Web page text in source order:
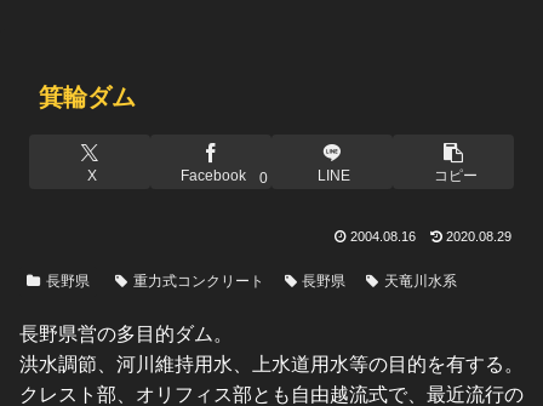
箕輪ダム
X Facebook 0 LINE コピー
2004.08.16 2020.08.29
長野県 重力式コンクリート 長野県 天竜川水系
長野県営の多目的ダム。
洪水調節、河川維持用水、上水道用水等の目的を有する。
クレスト部、オリフィス部とも自由越流式で、最近流行の